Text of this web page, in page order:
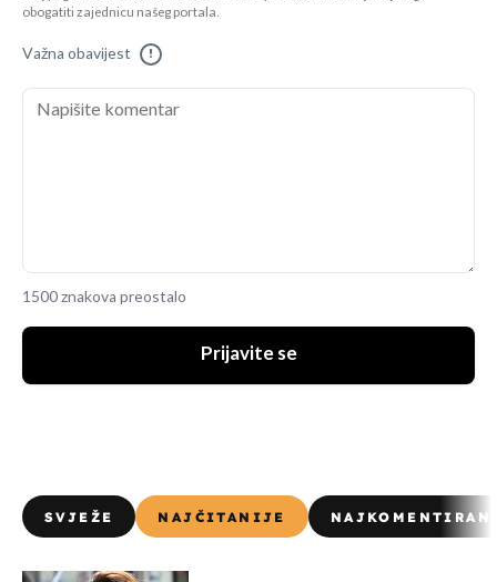
obogatiti zajednicu našeg portala.
Važna obavijest !
1500 znakova preostalo
Prijavite se
SVJEŽE NAJČITANIJE